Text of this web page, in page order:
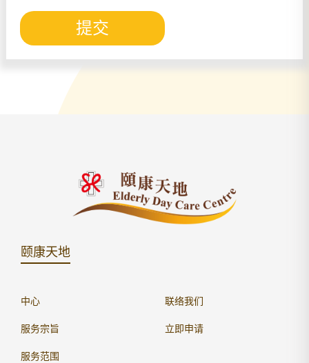
提交
颐康天地
中心
服务宗旨
服务范围
联络我们
立即申请